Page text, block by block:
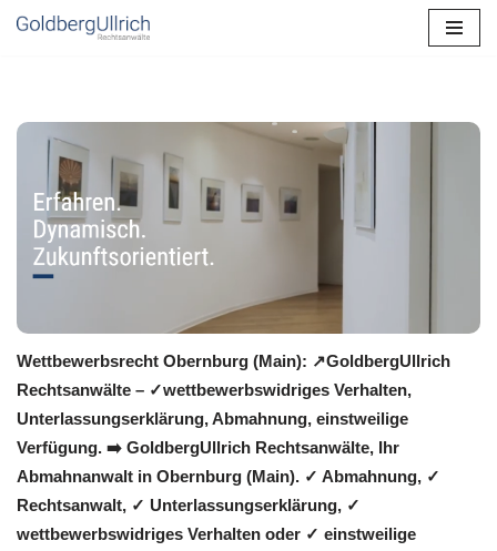
Wettbewerbsrecht Obernburg (Main): ↗GoldbergUllrich
Rechtsanwälte – ✓wettbewerbswidriges Verhalten,
Unterlassungserklärung, Abmahnung, einstweilige
Verfügung. ➡️ GoldbergUllrich Rechtsanwälte, Ihr
Abmahnanwalt in Obernburg (Main). ✓ Abmahnung, ✓
Rechtsanwalt, ✓ Unterlassungserklärung, ✓
wettbewerbswidriges Verhalten oder ✓ einstweilige